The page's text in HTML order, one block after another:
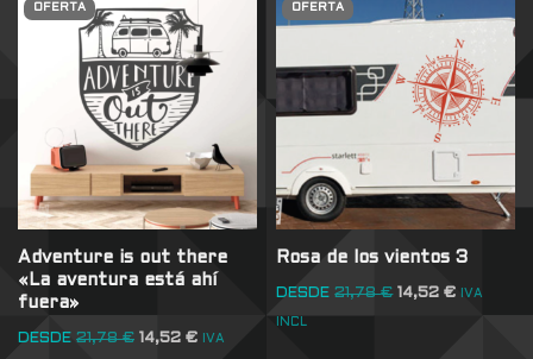
OFERTA
Adventure is out there
«La aventura está ahí
fuera»
DESDE 21,78€ 14,52 € IVA
OFERTA
Rosa de los vientos 3
DESDE 21,78€ 14,52€ IVA
INCL